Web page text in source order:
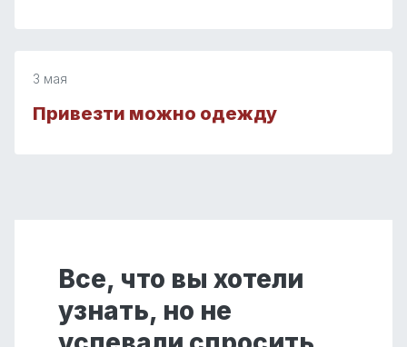
3 мая
Привезти можно одежду
Все, что вы хотели
узнать, но не